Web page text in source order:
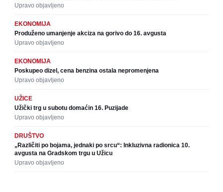
Upravo objavljeno
EKONOMIJA
Produženo umanjenje akciza na gorivo do 16. avgusta
Upravo objavljeno
EKONOMIJA
Poskupeo dizel, cena benzina ostala nepromenjena
Upravo objavljeno
UŽICE
Užički trg u subotu domaćin 16. Puzijade
Upravo objavljeno
DRUŠTVO
„Različiti po bojama, jednaki po srcu“: Inkluzivna radionica 10.
avgusta na Gradskom trgu u Užicu
Upravo objavljeno